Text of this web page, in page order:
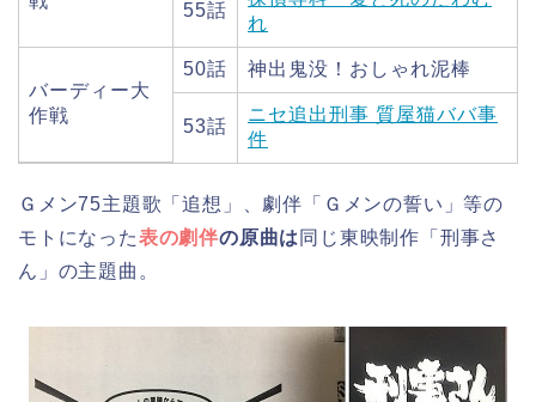
55話
れ
バーディー大
作戦
50話 神出鬼没！おしゃれ泥棒
53話
ニセ追出刑事 質屋猫ババ事
件
Ｇメン75主題歌「追想」、劇伴「Ｇメンの誓い」等の
モトになった表の劇伴の原曲は 同じ東映制作「刑事さ
ん」の主題曲。